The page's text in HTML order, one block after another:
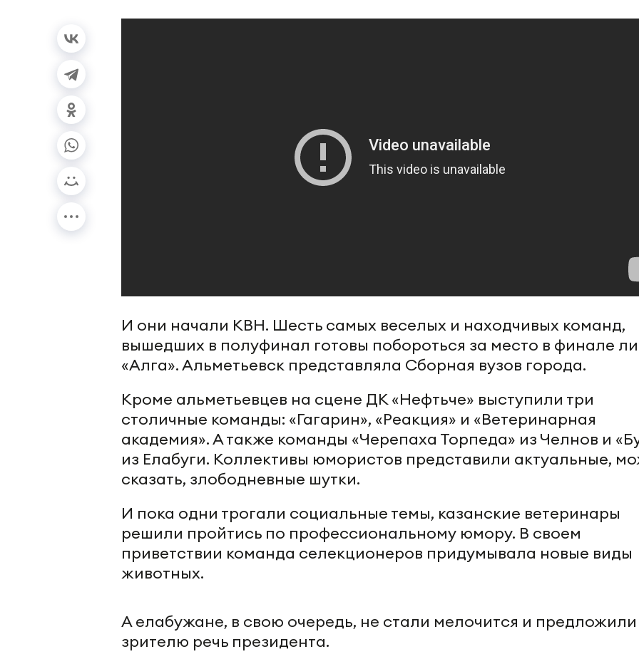
И они начали КВН. Шесть самых веселых и находчивых команд,
вышедших в полуфинал готовы побороться за место в финале
«Алга». Альметьевск представляла Сборная вузов города.
Кроме альметьевцев на сцене ДК «Нефтьче» выступили три
столичные команды: «Гагарин», «Реакция» и «Ветеринарная
академия». А также команды «Черепаха Торпеда» из Челнов и
из Елабуги. Коллективы юмористов представили актуальные,
сказать, злободневные шутки.
И пока одни трогали социальные темы, казанские ветеринары
решили пройтись по профессиональному юмору. В своем
приветствии команда селекционеров придумывала новые виды
животных.
А елабужане, в свою очередь, не стали мелочится и предложили
зрителю речь президента.